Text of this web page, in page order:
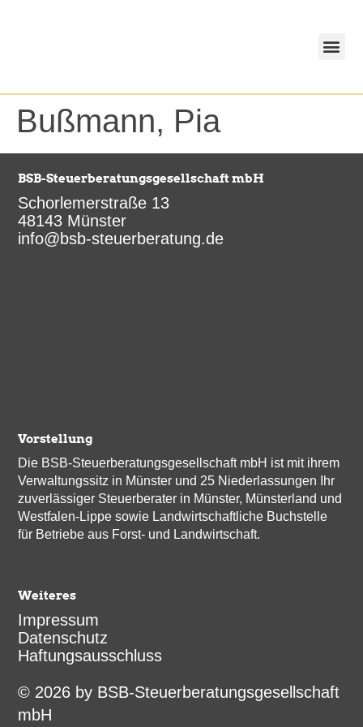
Bußmann, Pia
BSB-Steuerberatungsgesellschaft mbH
Schorlemerstraße 13
48143 Münster
info@bsb-steuerberatung.de
Vorstellung
Die BSB-Steuerberatungsgesellschaft mbH ist mit ihrem
Verwaltungssitz in Münster und 25 Niederlassungen Ihr
zuverlässiger Steuerberater in Münster, Münsterland und
Westfalen-Lippe sowie Landwirtschaftliche Buchstelle
für Betriebe aus Forst- und Landwirtschaft.
Weiteres
Impressum
Datenschutz
Haftungsausschluss
© 2026 by BSB-Steuerberatungsgesellschaft
mbH